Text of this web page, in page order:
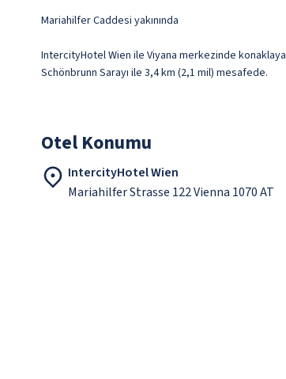
Mariahilfer Caddesi yakınında
IntercityHotel Wien ile Viyana merkezinde
Schönbrunn Sarayı ile 3,4 km (2,1 mil) mesafede.
Otel Konumu
IntercityHotel Wien
Mariahilfer Strasse 122 Vienna 1070 AT